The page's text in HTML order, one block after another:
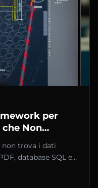
per
che Non
non trova i dati
database SQL e